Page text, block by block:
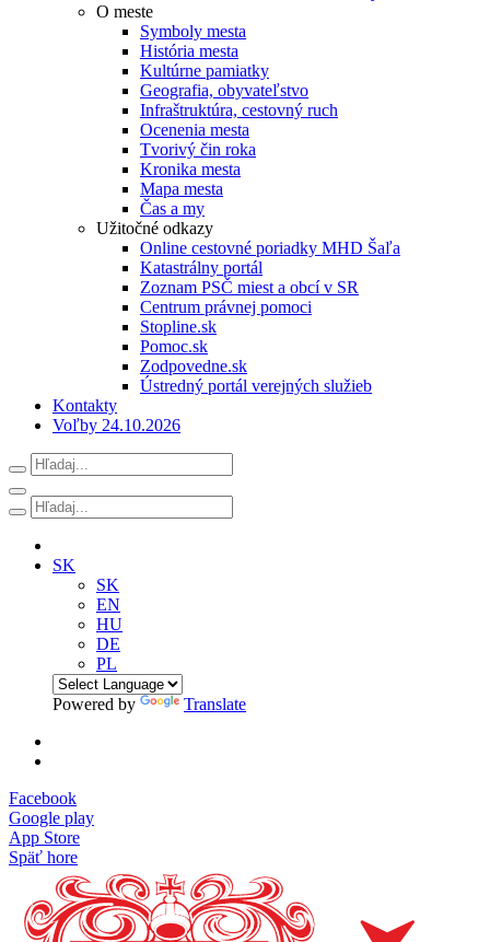
O meste
Symboly mesta
História mesta
Kultúrne pamiatky
Geografia, obyvateľstvo
Infraštruktúra, cestovný ruch
Ocenenia mesta
Tvorivý čin roka
Kronika mesta
Mapa mesta
Čas a my
Užitočné odkazy
Online cestovné poriadky MHD Šaľa
Katastrálny portál
Zoznam PSČ miest a obcí v SR
Centrum právnej pomoci
Stopline.sk
Pomoc.sk
Zodpovedne.sk
Ústredný portál verejných služieb
Kontakty
Voľby 24.10.2026
SK
SK
EN
HU
DE
PL
Powered by Translate
Facebook
Google play
App Store
Späť hore